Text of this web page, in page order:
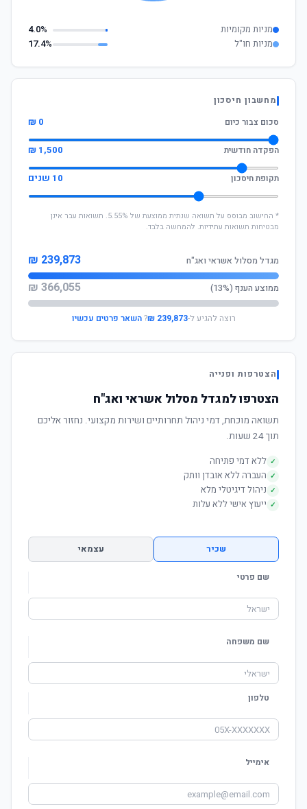
מניות מקומיות
4.0%
מניות חו"ל
17.4%
מחשבון חיסכון
סכום צבור כיום
0 ₪
הפקדה חודשית 1,500 ₪
תקופת חיסכון 10 שנים
* החישוב מבוסס על תשואה שנתית ממוצעת של 5.55%. תשואות עבר אינן
מבטיחות תשואות עתידיות. להמחשה בלבד.
מגדל מסלול אשראי ואג"ח 239,873 ₪
ממוצע הענף (13%) 366,055 ₪
רוצה להגיע ל-239,873 ₪
?השאר פרטים עכשיו
הצטרפות ופנייה
הצטרפו למגדל מסלול אשראי ואג"ח
תשואה מוכחת, דמי ניהול תחרותיים ושירות מקצועי. נחזור אליכם
תוך 24 שעות.
✓ ללא דמי פתיחה
✓ העברה ללא אובדן וותק
✓ ניהול דיגיטלי מלא
✓ ייעוץ אישי ללא עלות
שכיר עצמאי
שם פרטי
שם משפחה
טלפון
אימייל